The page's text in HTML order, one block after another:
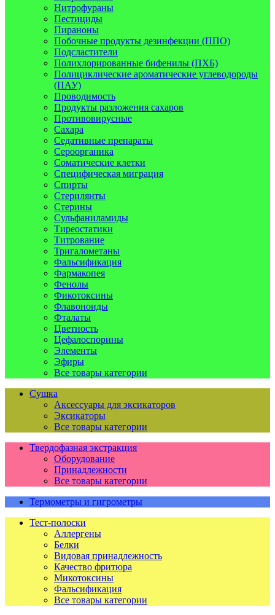
Нитрофураны
Пестициды
Пираноны
Побочные продукты дезинфекции (ППО)
Подсластители
Полихлорированные бифенилы (ПХБ)
Полициклические ароматические углеводороды
(ПАУ)
Проводимость
Продукты разложения сахаров
Противовирусные
Сахара
Седативные препараты
Сероорганика
Соматические клетки
Специфическая миграция
Спирты
Стерилянты
Стерины
Сульфаниламиды
Тиреостатики
Титрование
Тригалометаны
Фальсификация
Фармакопея
Фенолы
Фикотоксины
Флавоноиды
Фталаты
Цветность
Цефалоспорины
Элементы
Эфиры
Все товары категории
Сушка
Аксессуары для эксикаторов
Эксикаторы
Все товары категории
Твердофазная экстракция
Оборудование
Принадлежности
Все товары категории
Термометры и гигрометры
Тест-полоски
Аллергены
Белки
Видовая принадлежность
Качество фритюра
Микотоксины
Фальсификация
Все товары категории